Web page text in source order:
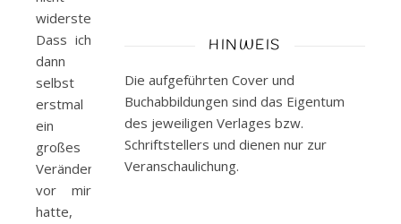
widerstehen.
Dass ich
dann
selbst
erstmal
ein
großes
Veränderungsgetümmel
vor mir
hatte,
HINWEIS
Die aufgeführten Cover und
Buchabbildungen sind das Eigentum
des jeweiligen Verlages bzw.
Schriftstellers und dienen nur zur
Veranschaulichung.